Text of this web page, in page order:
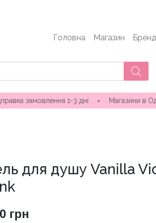
Головна Магазин
1-3 дні ∘ Магазини в Одесі:
для душу Vanilla
грн